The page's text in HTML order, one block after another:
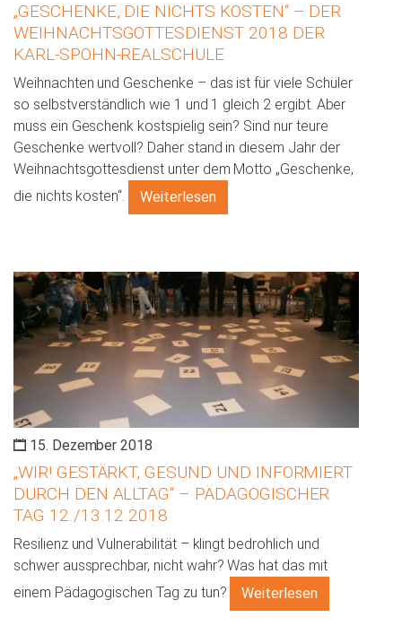
„GESCHENKE, DIE NICHTS KOSTEN“ – DER
WEIHNACHTSGOTTESDIENST 2018 DER
KARL-SPOHN-REALSCHULE
Weihnachten und Geschenke – das ist für viele Schüler
so selbstverständlich wie 1 und 1 gleich 2 ergibt. Aber
muss ein Geschenk kostspielig sein? Sind nur teure
Geschenke wertvoll? Daher stand in diesem Jahr der
Weihnachtsgottesdienst unter dem Motto „Geschenke,
die nichts kosten“.
Weiterlesen
15. Dezember 2018
„WIR! GESTÄRKT, GESUND UND INFORMIERT
DURCH DEN ALLTAG“ – PÄDAGOGISCHER
TAG 12./13.12.2018
Resilienz und Vulnerabilität – klingt bedrohlich und
schwer aussprechbar, nicht wahr? Was hat das mit
einem Pädagogischen Tag zu tun?
Weiterlesen